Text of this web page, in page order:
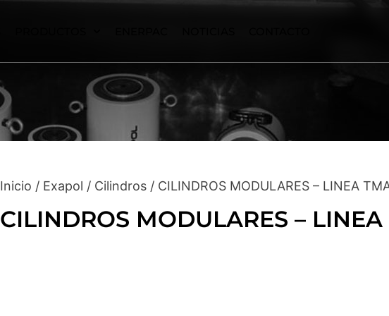
Inicio / Exapol / Cilindros/ CILINDROS MODULARES – LINEA
CILINDROS MODULARES –